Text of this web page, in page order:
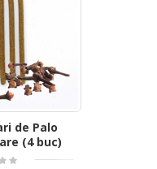
de Palo
(4 buc)